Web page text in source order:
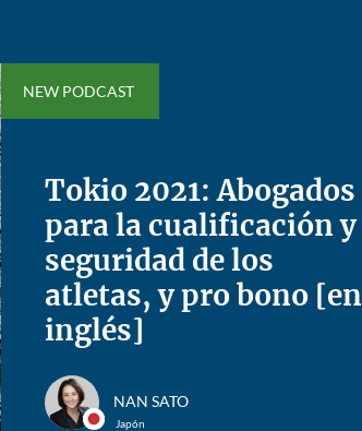
NEW PODCAST
Tokio 2021: Abogados
para la cualificación y
seguridad de los
atletas, y pro bono [en
inglés]
Japón
NAN SATO